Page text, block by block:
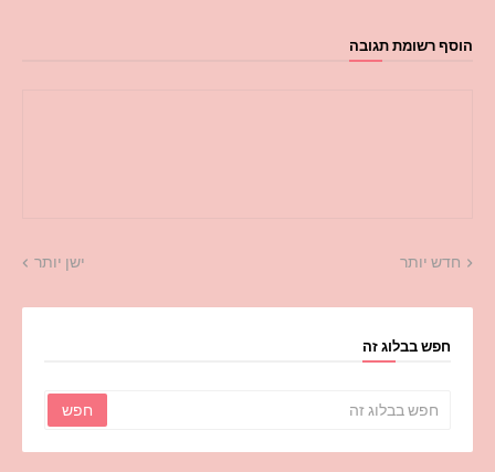
הוסף רשומת תגובה
חדש יותר ישן יותר
חפש בבלוג זה